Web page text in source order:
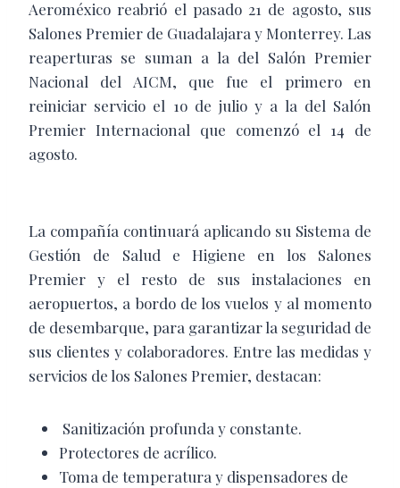
Aeroméxico reabrió el pasado 21 de agosto, sus
Salones Premier de Guadalajara y Monterrey. Las
reaperturas se suman a la del Salón Premier
Nacional del AICM, que fue el primero en
reiniciar servicio el 1o de julio y a la del Salón
Premier Internacional que comenzó el 14 de
agosto.
La compañía continuará aplicando su Sistema de
Gestión de Salud e Higiene en los Salones
Premier y el resto de sus instalaciones en
aeropuertos, a bordo de los vuelos y al momento
de desembarque, para garantizar la seguridad de
sus clientes y colaboradores. Entre las medidas y
servicios de los Salones Premier, destacan:
Sanitización profunda y constante.
Protectores de acrílico.
Toma de temperatura y dispensadores de